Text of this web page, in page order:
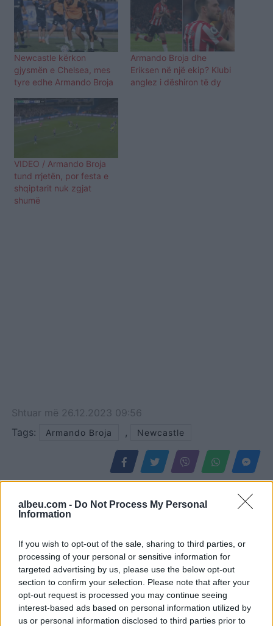
albeu.com - Do Not Process My Personal
Information
If you wish to opt-out of the sale, sharing to third parties, or
processing of your personal or sensitive information for
targeted advertising by us, please use the below opt-out
section to confirm your selection. Please note that after your
opt-out request is processed you may continue seeing
interest-based ads based on personal information utilized by
us or personal information disclosed to third parties prior to
Newcastle kërkon
gjysmën e Chelsea, mes
tyre edhe Armando Broja
Armando Broja dhe
Eriksen në një ekip? Klubi
anglez i dëshiron të dy
VIDEO / Armando Broja
tund rrjetën, por festa e
shqiptarit nuk zgjat
shumë
Shtuar më 26.12.2023 09:56
Tags:
Armando Broja , Newcastle
Ndryshimet janë pjesë e
futbollit”, Flick pranon
Arsenali refuzon largimin
e yllit pa siguruar më parë